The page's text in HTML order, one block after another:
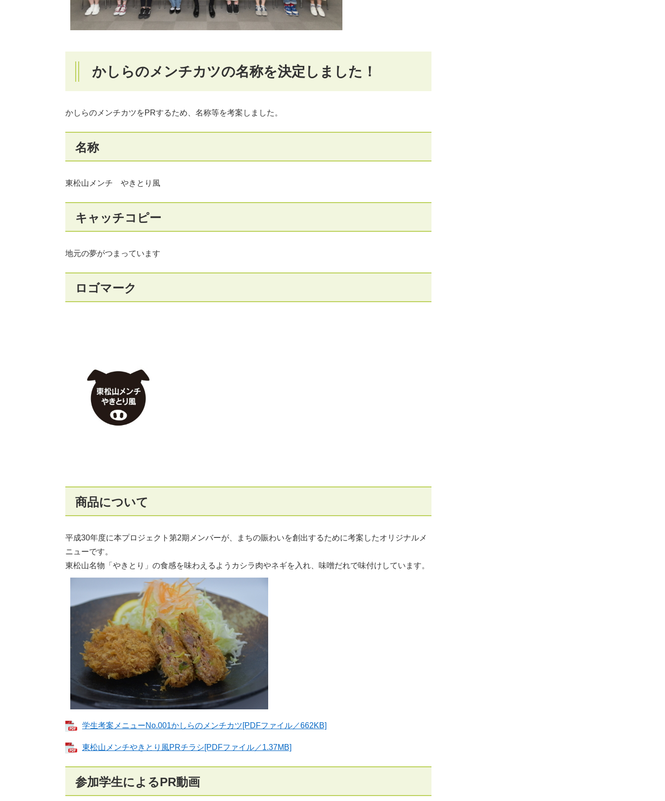
かしらのメンチカツの名称を決定しました！
かしらのメンチカツをPRするため、名称等を考案しました。
名称
東松山メンチ やきとり風
キャッチコピー
地元の夢がつまっています
ロゴマーク
商品について
平成30年度に本プロジェクト第2期メンバーが、まちの賑わいを創出するために考案したオリジナルメ
ニューです。
東松山名物「やきとり」の食感を味わえるようカシラ肉やネギを入れ、味噌だれで味付けしています。
学生考案メニューNo.001かしらのメンチカツ[PDFファイル／662KB]
東松山メンチやきとり風PRチラシ[PDFファイル／1.37MB]
参加学生によるPR動画